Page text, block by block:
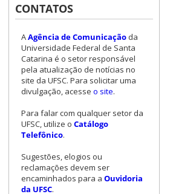
CONTATOS
AAgência de Comunicaçãoda
Universidade Federal de Santa
Catarina é o setor responsável
pela atualização de notícias no
site da UFSC. Para solicitar uma
divulgação, acesse o site.
Para falar com qualquer setor da
UFSC, utilize o Catálogo
Telefônico.
Sugestões, elogios ou
reclamações devem ser
encaminhados para a Ouvidoria
da UFSC.